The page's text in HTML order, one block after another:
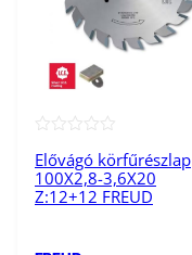
s
é
Elővágó körfűrészlap
100X2,8-3,6X20
Z:12+12 FREUD